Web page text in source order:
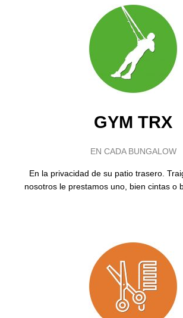
GYM TRX
EN CADA BUNGALOW
En la privacidad de su patio trasero.
nosotros le prestamos uno, bien cintas o